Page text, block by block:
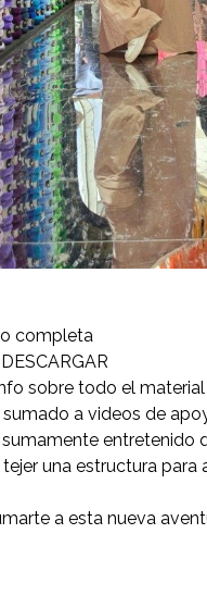
completa
sobre todo el
a videos de
entretenido
una estructura para
a esta nueva